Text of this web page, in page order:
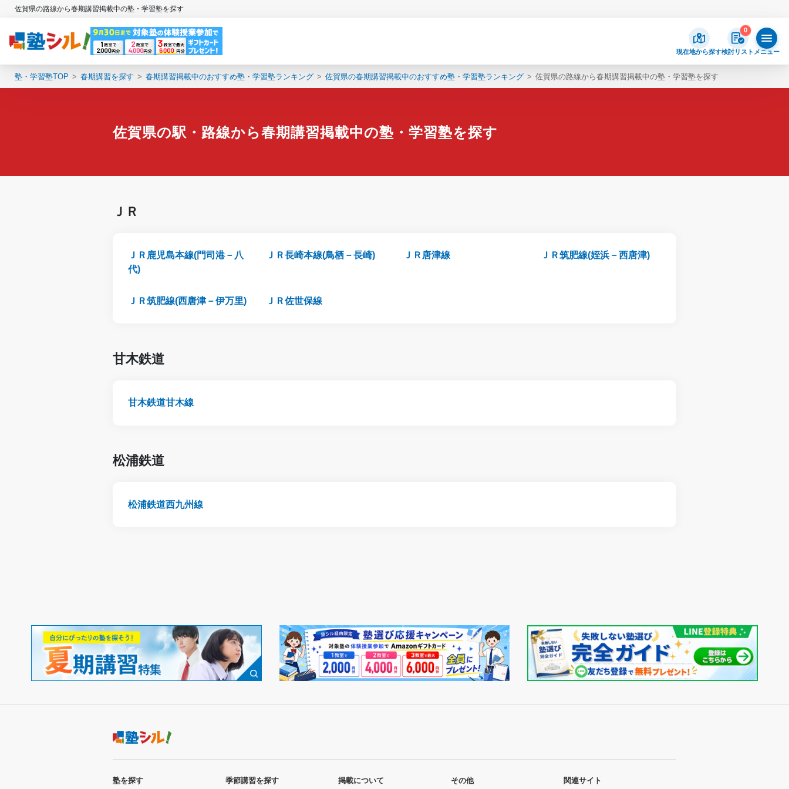
佐賀県の路線から春期講習掲載中の塾・学習塾を探す
現在地から探す
0
検討リスト メニュー
塾・学習塾TOP 春期講習を探す 春期講習掲載中のおすすめ塾・学習塾ランキング 佐賀県の春期講習掲載中のおすすめ塾・学習塾ランキング 佐賀県の路線から春期講習掲載中の塾・学習塾を探す
佐賀県の駅・路線から春期講習掲載中の塾・学習塾を探す
ＪＲ
ＪＲ鹿児島本線(門司港－八
代)
ＪＲ長崎本線(鳥栖－長崎) ＪＲ唐津線 ＪＲ筑肥線(姪浜－西唐津)
ＪＲ筑肥線(西唐津－伊万里) ＪＲ佐世保線
甘木鉄道
甘木鉄道甘木線
松浦鉄道
松浦鉄道西九州線
塾を探す 季節講習を探す 掲載について その他 関連サイト